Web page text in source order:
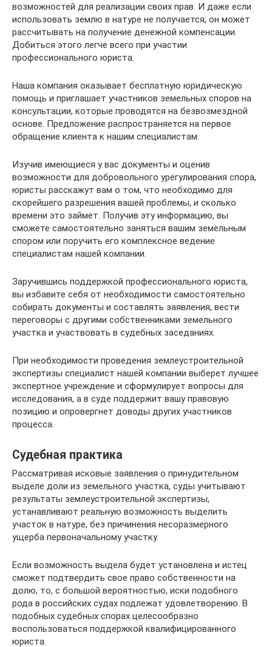
возможностей для реализации своих прав. И даже если
использовать землю в натуре не получается, он может
рассчитывать на получение денежной компенсации.
Добиться этого легче всего при участии
профессионального юриста.
Наша компания оказывает бесплатную юридическую
помощь и приглашает участников земельных споров на
консультации, которые проводятся на безвозмездной
основе. Предложение распространяется на первое
обращение клиента к нашим специалистам.
Изучив имеющиеся у вас документы и оценив
возможности для добровольного урегулирования спора,
юристы расскажут вам о том, что необходимо для
скорейшего разрешения вашей проблемы, и сколько
времени это займет. Получив эту информацию, вы
сможете самостоятельно заняться вашим земельным
спором или поручить его комплексное ведение
специалистам нашей компании.
Заручившись поддержкой профессионального юриста,
вы избавите себя от необходимости самостоятельно
собирать документы и составлять заявления, вести
переговоры с другими собственниками земельного
участка и участвовать в судебных заседаниях.
При необходимости проведения землеустроительной
экспертизы специалист нашей компании выберет лучшее
экспертное учреждение и сформулирует вопросы для
исследования, а в суде поддержит вашу правовую
позицию и опровергнет доводы других участников
процесса.
Судебная практика
Рассматривая исковые заявления о принудительном
выделе доли из земельного участка, суды учитывают
результаты землеустроительной экспертизы,
устанавливают реальную возможность выделить
участок в натуре, без причинения несоразмерного
ущерба первоначальному участку.
Если возможность выдела будет установлена и истец
сможет подтвердить свое право собственности на
долю, то, с большой вероятностью, иски подобного
рода в российских судах подлежат удовлетворению. В
подобных судебных спорах целесообразно
воспользоваться поддержкой квалифицированного
юриста.